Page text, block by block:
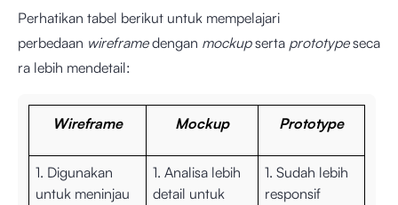
Perhatikan tabel berikut untuk mempelajari
perbedaan wireframedengan mockupserta prototypeseca
ra lebih mendetail:
Wireframe Mockup Prototype
1. Digunakan
untuk meninjau
1. Analisa lebih
detail untuk
1. Sudah lebih
responsif